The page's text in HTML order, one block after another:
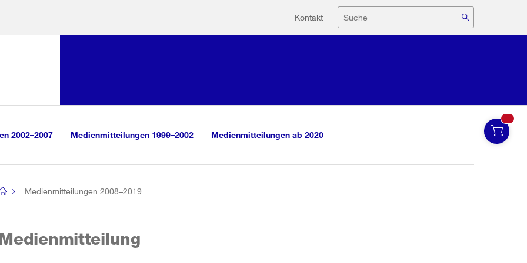
Hilfsnavigation
Kontakt Suche
2002–2007 Medienmitteilungen 1999–2002 Medienmitteilungen ab 2020
Medienmitteilungen 2008–2019